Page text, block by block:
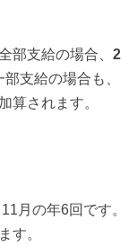
部支給の場合、 2
支給の場合も、
算されます。
月の年6回です。
す。